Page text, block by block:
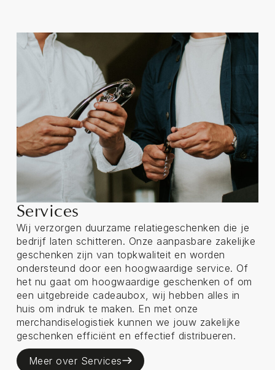
Services
Wij verzorgen duurzame relatiegeschenken die je
bedrijf laten schitteren. Onze aanpasbare zakelijke
geschenken zijn van topkwaliteit en worden
ondersteund door een hoogwaardige service. Of
het nu gaat om hoogwaardige geschenken of om
een uitgebreide cadeaubox, wij hebben alles in
huis om indruk te maken. En met onze
merchandiselogistiek kunnen we jouw zakelijke
geschenken efficiënt en effectief distribueren.
Meer over Services